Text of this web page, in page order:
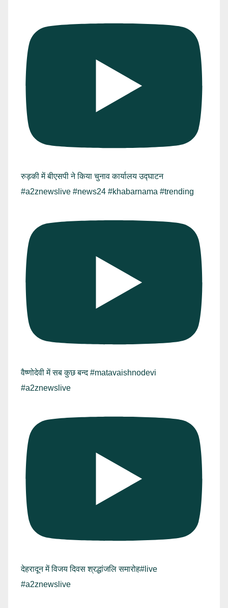
रुड़की में बीएसपी ने किया चुनाव कार्यालय उद्घाटन
#a2znewslive #news24 #khabarnama #trending
वैष्णोदेवी में सब कुछ बन्द #matavaishnodevi
#a2znewslive
देहरादून में विजय दिवस श्रद्धांजलि समारोह#live
#a2znewslive